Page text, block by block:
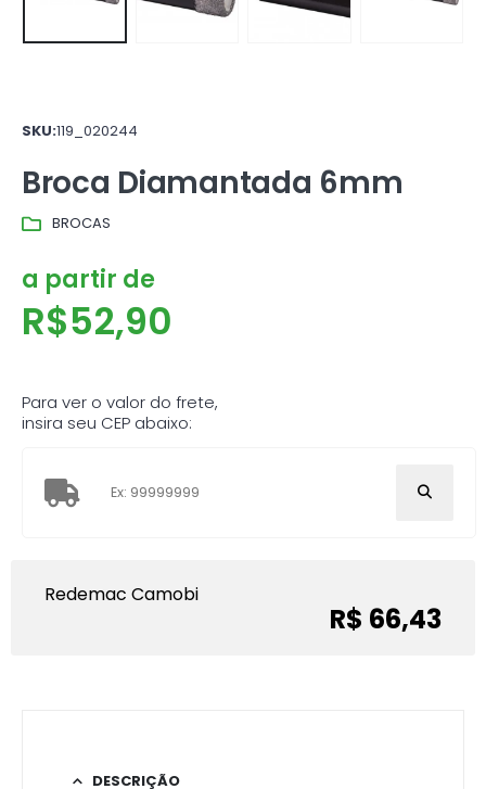
SKU:119_020244
Broca Diamantada 6mm
BROCAS
a partir de
R$52,90
Para ver o valor do frete,
insira seu CEP abaixo:
Redemac Camobi
R$ 66,43
DESCRIÇÃO